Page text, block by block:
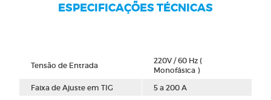
ESPECIFICAÇÕES TÉCNICAS
Tensão de Entrada
220V / 60 Hz (
Monofásica )
Faixa de Ajuste em TIG
5 a 200 A